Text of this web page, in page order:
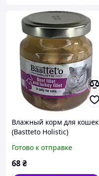
Влажный корм для кошек
(Bastteto Holistic)
курица беззерновой
холистик кусочки в соусе
Готово к отправке
68₴